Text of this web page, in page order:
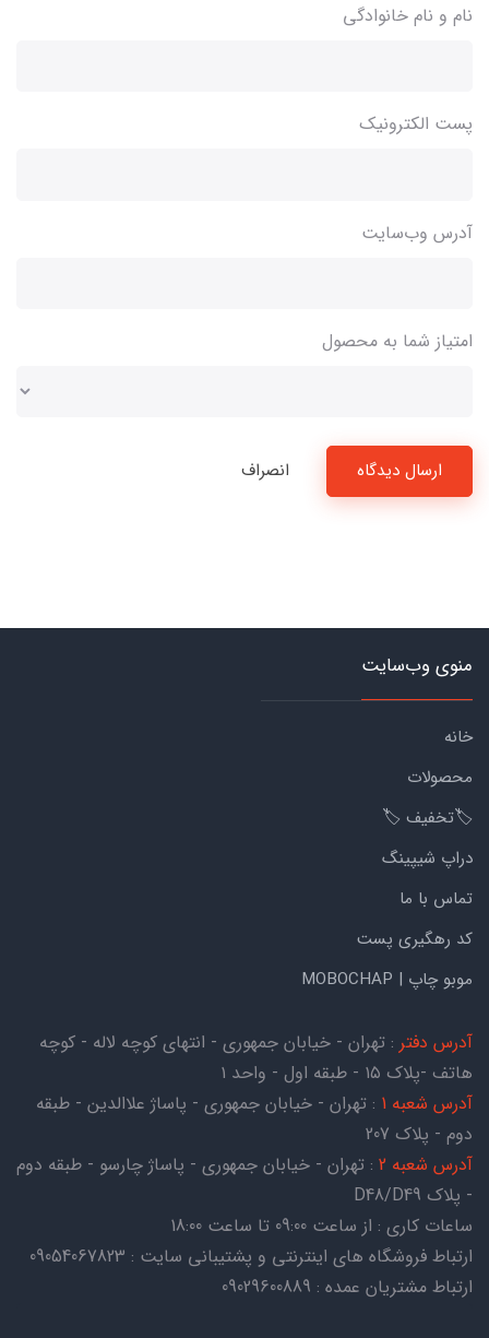
نام و نام خانوادگی
پست الکترونیک
آدرس وب‌سایت
امتیاز شما به محصول
ارسال دیدگاه انصراف
منوی وب‌سایت
خانه
محصولات
🏷️تخفیف 🏷️
دراپ شیپینگ
تماس با ما
کد رهگیری پست
موبو چاپ | MOBOCHAP
آدرس دفتر : تهران - خیابان جمهوری - انتهای کوچه لاله - کوچه
هاتف -پلاک ۱۵ - طبقه اول - واحد ۱
آدرس شعبه 1
: تهران - خیابان جمهوری - پاساژ علاالدین - طبقه
دوم - پلاک 207
آدرس شعبه 2
: تهران - خیابان جمهوری - پاساژ چارسو - طبقه دوم
- پلاک D48/D49
ساعات کاری : از ساعت 09:00 تا ساعت 18:00
ارتباط فروشگاه های اینترنتی و پشتیبانی سایت : 09054067823
ارتباط مشتریان عمده : 09029600889